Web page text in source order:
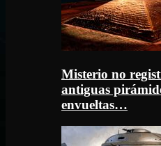
Misterio no
antiguas
envueltas…